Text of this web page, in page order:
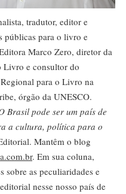
tradutor, editor e
públicas para o livro e
Marco Zero, diretor da
Livro e consultor do
para o Livro na
órgão da UNESCO.
Brasil pode ser um país de
a cultura, política para o
Mantêm o blog
. Em sua coluna,
sobre as peculiaridades e
nesse nosso país de